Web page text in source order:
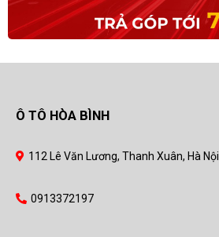
Ô TÔ HÒA BÌNH
112 Lê Văn Lương, Thanh Xuân, Hà Nội
0913372197